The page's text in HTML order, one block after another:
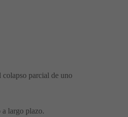
parcial de uno
a largo plazo.